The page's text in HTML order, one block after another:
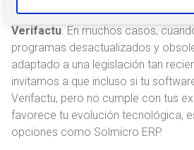
m
i
e
n
t
o
Evalúa tu software actual.
Verifactu. En muchos casos,
programas desactualizados y
adaptado a una legislación tan
invitamos a que incluso si tu
Verifactu, pero no cumple con tus
favorece tu evolución tecnológica,
opciones como Solmicro ERP.